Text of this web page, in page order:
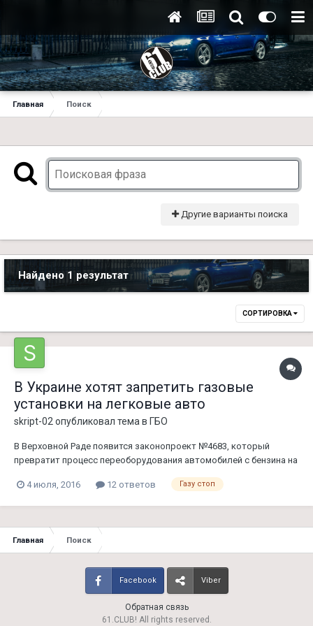
Главная Поиск
Другие варианты поиска
Найдено 1 результат
СОРТИРОВКА
В Украине хотят запретить газовые
установки на легковые авто
skript-02 опубликовал тема в ГБО
В Верховной Раде появится законопроект №4683, который
превратит процесс переоборудования автомобилей с бензина на
владельцам автомобилей придется очень худо. Для легальной
4 июля, 2016 12 ответов Газу стоп
Главная Поиск
Обратная связь
Facebook Viber
61.CLUB! All rights reserved.